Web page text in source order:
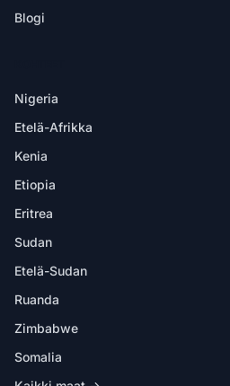
Blogi
Nigeria
Etelä-Afrikka
Kenia
Etiopia
Eritrea
Sudan
Etelä-Sudan
Ruanda
Zimbabwe
Somalia